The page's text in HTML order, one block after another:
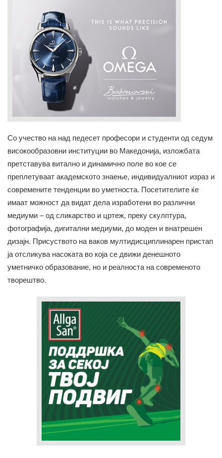
Со учество на над педесет професори и студенти од седум
високообразовни институции во Македонија, изложбата
претставува витално и динамично поле во кое се
преплетуваат академското знаење, индивидуалниот израз и
современите тенденции во уметноста. Посетителите ќе
имаат можност да видат дела изработени во различни
медиуми – од сликарство и цртеж, преку скулптура,
фотографија, дигитални медиуми, до моден и внатрешен
дизајн. Присуството на ваков мултидисциплинарен пристап
ја отсликува насоката во која се движи денешното
уметничко образование, но и реалноста на современото
творештво.